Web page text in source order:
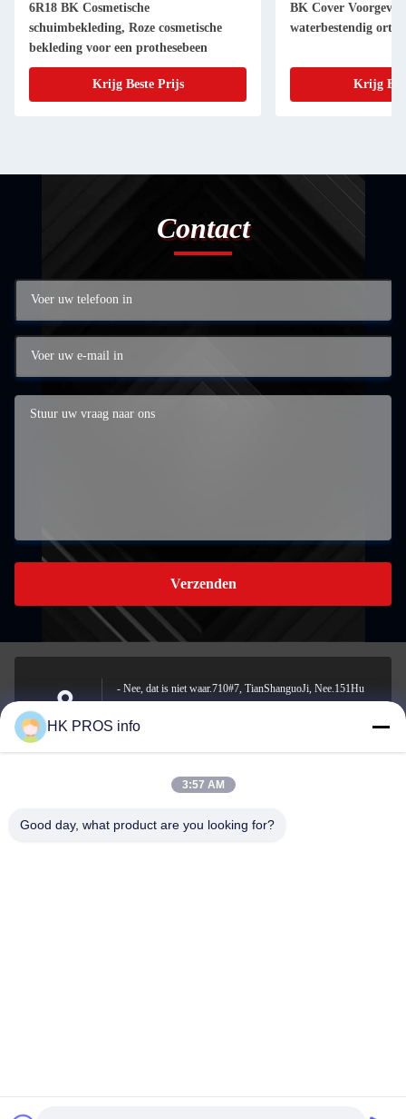
6R18 BK Cosmetische
schuimbekleding, Roze cosmetische
bekleding voor een prothesebeen
Krijg Beste Prijs
BK Cover
waterbestendig
Krijg
Contact
Verzenden
Adres
- Nee, dat is niet waar.710#7, TianShanguoJi, Nee.151Hu
provincie
E-mail
info@chppros.com
HK PROS info
3:57 AM
Good day, what product are you looking for?